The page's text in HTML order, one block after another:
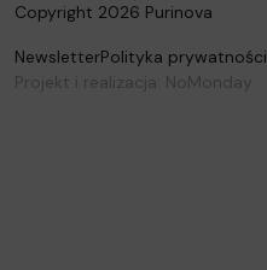
Copyright 2026 Purinova
NewsletterPolityka prywatności
Projekt i realizacja: NoMonday